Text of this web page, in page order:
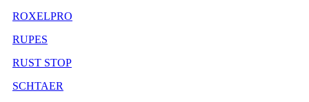
ROXELPRO
RUPES
RUST STOP
SCHTAER